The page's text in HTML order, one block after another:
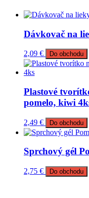
Dávkovač na
2,09 € Do obchodu
Plastové
pomelo, kiwi
2,49 € Do obchodu
Sprchový gél
2,75 € Do obchodu